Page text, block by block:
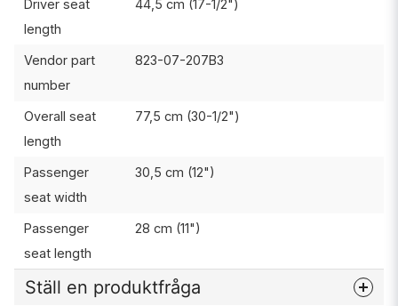
Driver seat
length
44,5 cm (17-1/2")
Vendor part
number
823-07-207B3
Overall seat
length
77,5 cm (30-1/2")
Passenger
seat width
30,5 cm (12")
Passenger
seat length
28 cm (11")
Ställ en produktfråga